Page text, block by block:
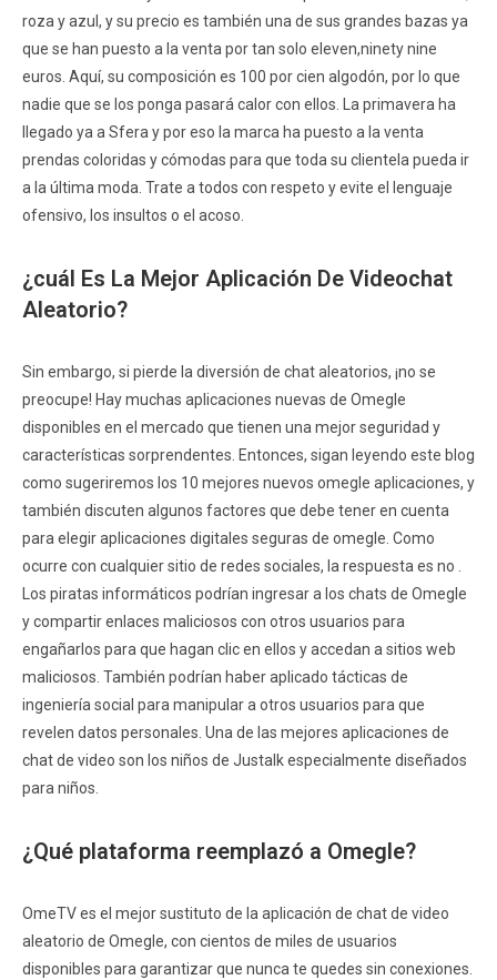
roza y azul, y su precio es también una de sus grandes bazas ya
que se han puesto a la venta por tan solo eleven,ninety nine
euros. Aquí, su composición es 100 por cien algodón, por lo que
nadie que se los ponga pasará calor con ellos. La primavera ha
llegado ya a Sfera y por eso la marca ha puesto a la venta
prendas coloridas y cómodas para que toda su clientela pueda ir
a la última moda. Trate a todos con respeto y evite el lenguaje
ofensivo, los insultos o el acoso.
¿cuál Es La Mejor Aplicación De Videochat
Aleatorio?
Sin embargo, si pierde la diversión de chat aleatorios, ¡no se
preocupe! Hay muchas aplicaciones nuevas de Omegle
disponibles en el mercado que tienen una mejor seguridad y
características sorprendentes. Entonces, sigan leyendo este blog
como sugeriremos los 10 mejores nuevos omegle aplicaciones, y
también discuten algunos factores que debe tener en cuenta
para elegir aplicaciones digitales seguras de omegle. Como
ocurre con cualquier sitio de redes sociales, la respuesta es no .
Los piratas informáticos podrían ingresar a los chats de Omegle
y compartir enlaces maliciosos con otros usuarios para
engañarlos para que hagan clic en ellos y accedan a sitios web
maliciosos. También podrían haber aplicado tácticas de
ingeniería social para manipular a otros usuarios para que
revelen datos personales. Una de las mejores aplicaciones de
chat de video son los niños de Justalk especialmente diseñados
para niños.
¿Qué plataforma reemplazó a Omegle?
OmeTV es el mejor sustituto de la aplicación de chat de video
aleatorio de Omegle, con cientos de miles de usuarios
disponibles para garantizar que nunca te quedes sin conexiones.